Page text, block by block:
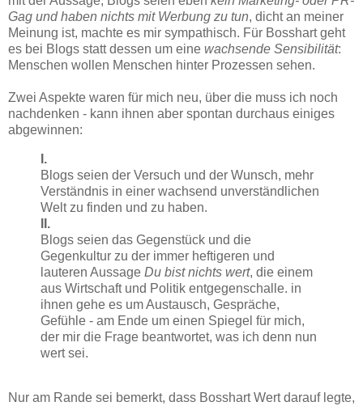
Gag und haben nichts mit Werbung zu tun, dicht an meiner
Meinung ist, machte es mir sympathisch. Für Bosshart geht
es bei Blogs statt dessen um eine wachsende Sensibilität:
Menschen wollen Menschen hinter Prozessen sehen.
Zwei Aspekte waren für mich neu, über die muss ich noch
nachdenken - kann ihnen aber spontan durchaus einiges
abgewinnen:
I.
Blogs seien der Versuch und der Wunsch, mehr
Verständnis in einer wachsend unverständlichen
Welt zu finden und zu haben.
II.
Blogs seien das Gegenstück und die
Gegenkultur zu der immer heftigeren und
lauteren Aussage Du bist nichts wert, die einem
aus Wirtschaft und Politik entgegenschalle. in
ihnen gehe es um Austausch, Gespräche,
Gefühle - am Ende um einen Spiegel für mich,
der mir die Frage beantwortet, was ich denn nun
wert sei.
Nur am Rande sei bemerkt, dass Bosshart Wert darauf legte,